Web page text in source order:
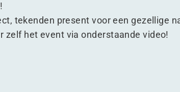
tekenden present voor een gezellige
zelf het event via onderstaande video!